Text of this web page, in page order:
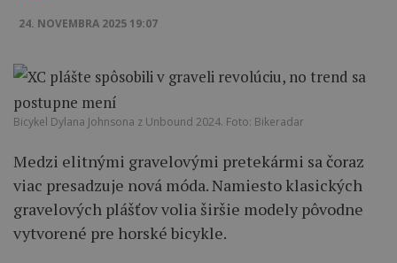
24. NOVEMBRA 2025 19:07
Bicykel Dylana Johnsona z Unbound 2024. Foto: Bikeradar
Medzi elitnými gravelovými pretekármi sa čoraz
viac presadzuje nová móda. Namiesto klasických
gravelových plášťov volia širšie modely pôvodne
vytvorené pre horské bicykle.